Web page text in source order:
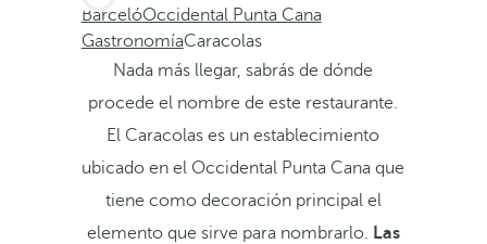
BarcelóOccidental Punta Cana
GastronomíaCaracolas
Nada más llegar, sabrás de dónde
procede el nombre de este restaurante.
El Caracolas es un establecimiento
ubicado en el Occidental Punta Cana que
tiene como decoración principal el
elemento que sirve para nombrarlo. Las